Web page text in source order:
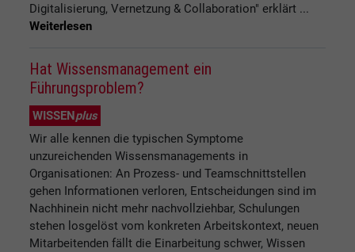
Digitalisierung, Vernetzung & Collaboration" erklärt ...
Weiterlesen
Hat Wissensmanagement ein
Führungsproblem?
WISSENplus
Wir alle kennen die typischen Symptome
unzureichenden Wissensmanagements in
Organisationen: An Prozess- und Teamschnittstellen
gehen Informationen verloren, Entscheidungen sind im
Nachhinein nicht mehr nachvollziehbar, Schulungen
stehen losgelöst vom konkreten Arbeitskontext, neuen
Mitarbeitenden fällt die Einarbeitung schwer, Wissen